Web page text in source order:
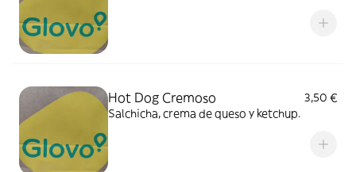
Hot Dog Cremoso
3,50 €
Salchicha, crema de queso y ketchup.